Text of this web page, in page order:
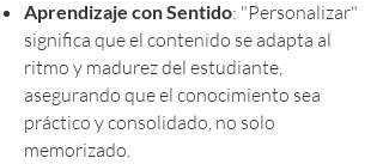
Aprendizaje con Sentido: "Personalizar"
significa que el contenido se adapta al
ritmo y madurez del estudiante,
asegurando que el conocimiento sea
práctico y consolidado, no solo
memorizado.